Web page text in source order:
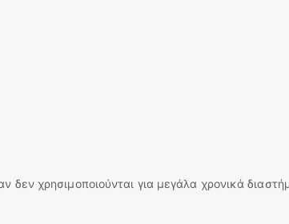
χρησιμοποιούνται για μεγάλα χρονικά